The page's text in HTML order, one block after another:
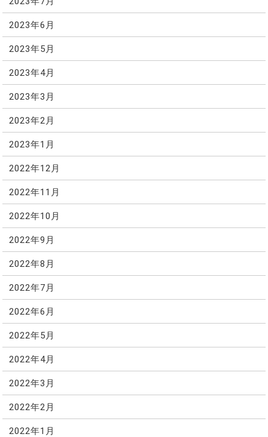
2023年6月
2023年5月
2023年4月
2023年3月
2023年2月
2023年1月
2022年12月
2022年11月
2022年10月
2022年9月
2022年8月
2022年7月
2022年6月
2022年5月
2022年4月
2022年3月
2022年2月
2022年1月